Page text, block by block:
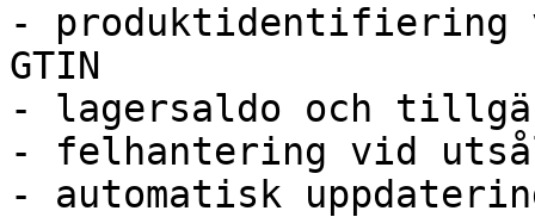
- produktidentifiering
GTIN
- lagersaldo och
- felhantering vid
- automatisk